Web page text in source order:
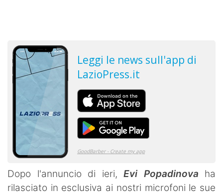
Dopo l'annuncio di ieri, Evi Popadinova ha
rilasciato in esclusiva ai nostri microfoni le sue